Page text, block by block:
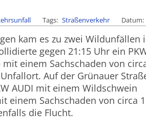
Tags Straßenverkehr Datum
kam es zu zwei Wildunfällen
gegen 21:15 Uhr ein
einem Sachschaden von
Auf der Grünauer
AUDI mit einem Wildschwein
einem Sachschaden von circa
die Flucht.